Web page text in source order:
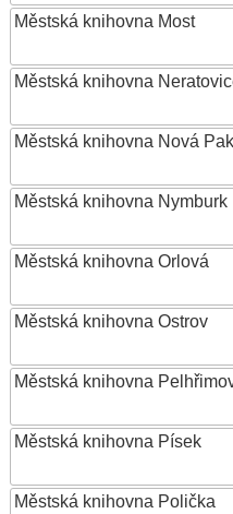
Městská knihovna Most
Městská knihovna
Městská knihovna Nová
Městská knihovna Nymburk
Městská knihovna Orlová
Městská knihovna Ostrov
Městská knihovna
Městská knihovna Písek
Městská knihovna Polička